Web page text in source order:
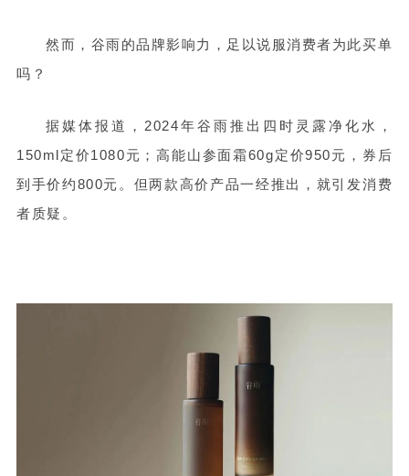
然而，谷雨的品牌影响力，足以说服消费者为此买单
吗？
据媒体报道，2024年谷雨推出四时灵露净化水，
150ml定价1080元；高能山参面霜60g定价950元，券后
到手价约800元。但两款高价产品一经推出，就引发消费
者质疑。